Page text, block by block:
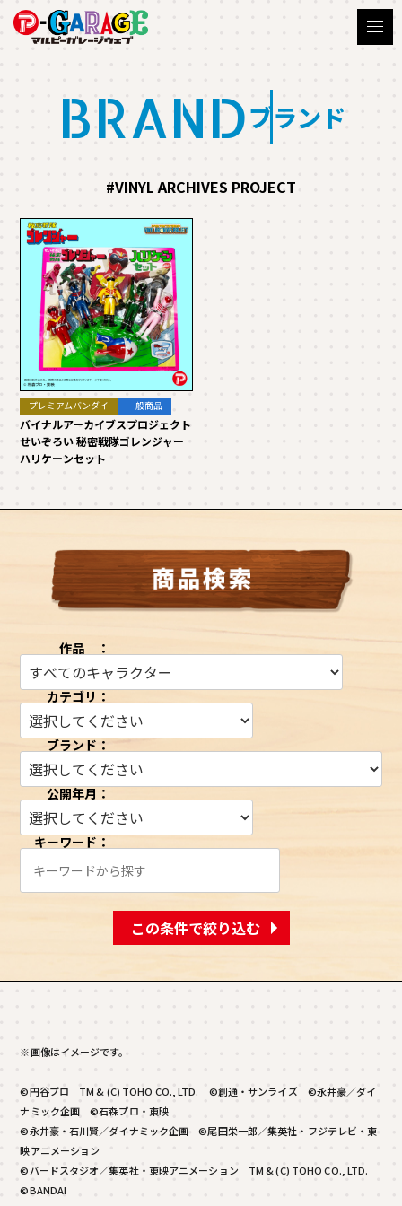
BRANDブランド
#VINYL ARCHIVES PROJECT
プレミアムバンダイ 一般商品
バイナルアーカイブスプロジェクト
せいぞろい 秘密戦隊ゴレンジャー
ハリケーンセット
作品 ：
カテゴリ：
ブランド：
公開年月：
キーワード：
この条件で絞り込む
※画像はイメージです。
©円谷プロ TM & (C) TOHO CO., LTD. ©創通・サンライズ ©永井豪／ダイ
ナミック企画 ©石森プロ・東映
©永井豪・石川賢／ダイナミック企画 ©尾田栄一郎／集英社・フジテレビ・東
映アニメーション
©バードスタジオ／集英社・東映アニメーション TM & (C) TOHO CO., LTD.
©BANDAI